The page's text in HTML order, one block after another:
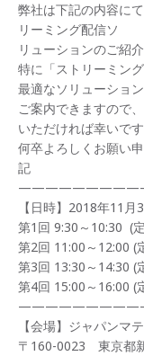
弊社は下記の内容に
リーミング配信ソ
リューションのご紹
特に「ストリーミン
最適なソリューショ
ご案内できますので
いただければ幸いです
何卒よろしくお願い申
記
【日時】2018年11月
第1回 9:30～10:30 (
第2回 11:00～12:00 (
第3回 13:30～14:30 (
第4回 15:00～16:00 (
【会場】ジャパンマ
〒160-0023 東京都